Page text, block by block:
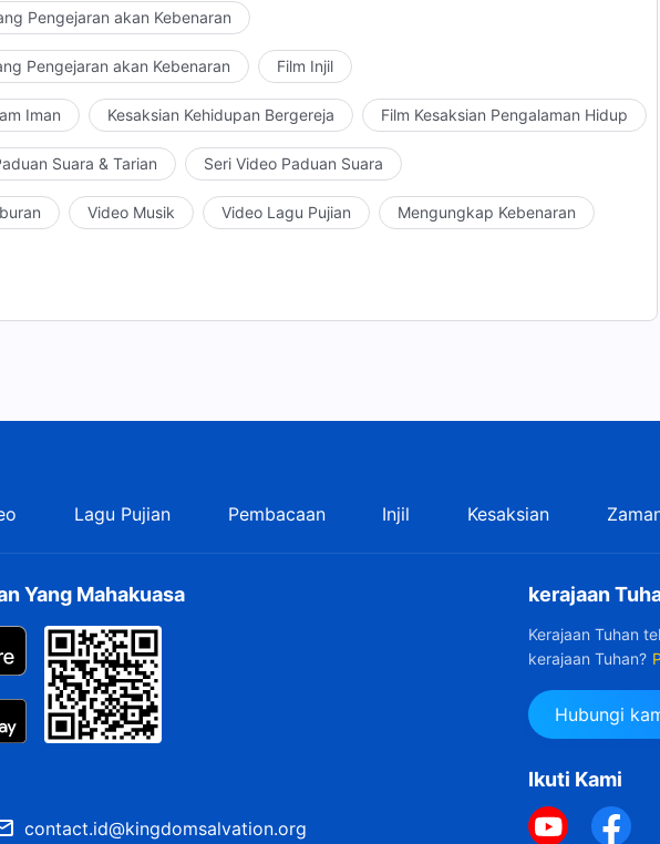
Pengejaran akan Kebenaran
Pengejaran akan Kebenaran Film Injil
Iman Kesaksian Kehidupan Bergereja Film Kesaksian Pengalaman Hidup
Suara & Tarian Seri Video Paduan Suara
Video Musik Video Lagu Pujian Mengungkap Kebenaran
Lagu Pujian Pembacaan Injil Kesaksian
Yang Mahakuasa
contact.id@kingdomsalvation.org
kerajaan
Kerajaan Tuhan
kerajaan Tuhan?
Hubungi
Ikuti Kami